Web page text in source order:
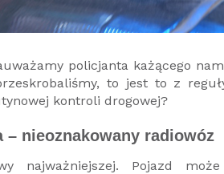
policjanta każącego
to jest to z
kontroli drogowej?
– nieoznakowany radiowóz
najważniejszej. Pojazd